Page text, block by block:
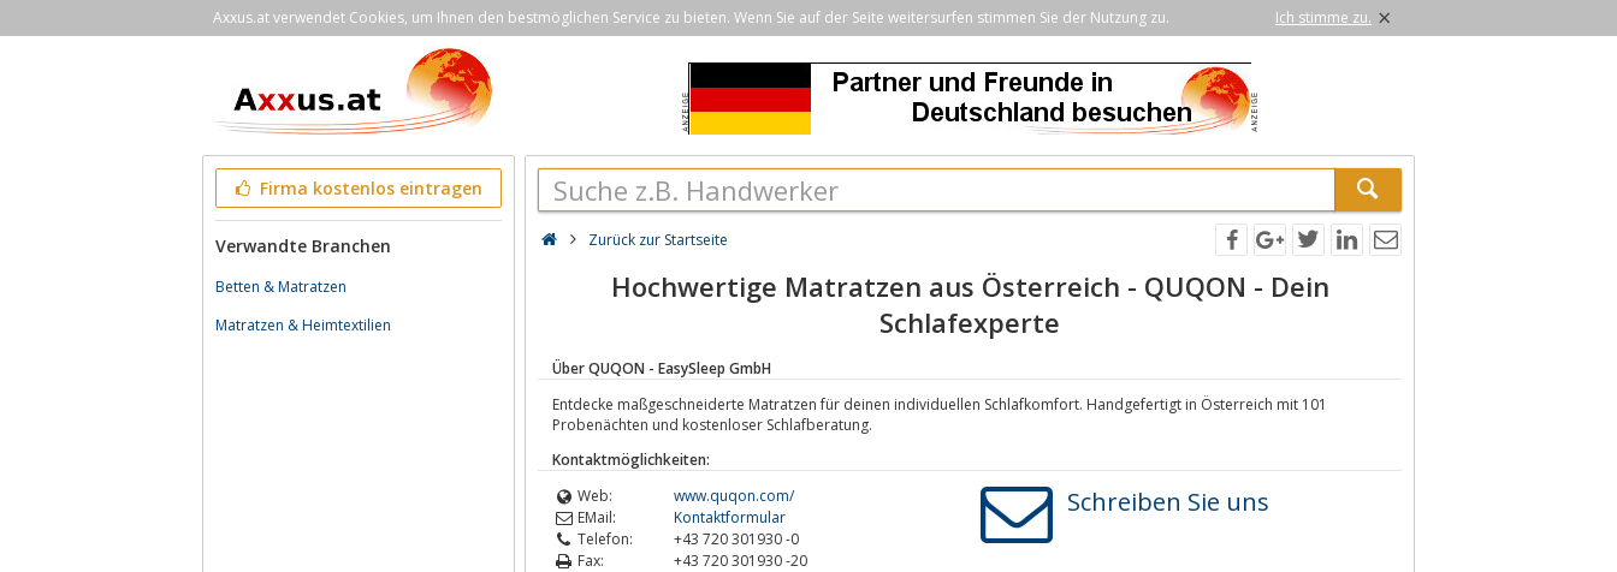
Axxus.at verwendet Cookies, um Ihnen den bestmöglichen Service zu bieten. Wenn Sie auf der Seite weitersurfen stimmen Sie der Nutzung zu. Ich stimme zu. ×
Firma kostenlos eintragen
Verwandte Branchen
Betten & Matratzen
Matratzen & Heimtextilien
Zurück zur Startseite
Hochwertige Matratzen aus Österreich - QUQON - Dein
Schlafexperte
Über QUQON - EasySleep GmbH
Entdecke maßgeschneiderte Matratzen für deinen individuellen Schlafkomfort. Handgefertigt in Österreich mit 101
Probenächten und kostenloser Schlafberatung.
Kontaktmöglichkeiten:
Web:
www.quqon.com/
EMail:
Kontaktformular
Telefon:
+43 720 301930 -0
Fax:
+43 720 301930 -20
Schreiben Sie uns